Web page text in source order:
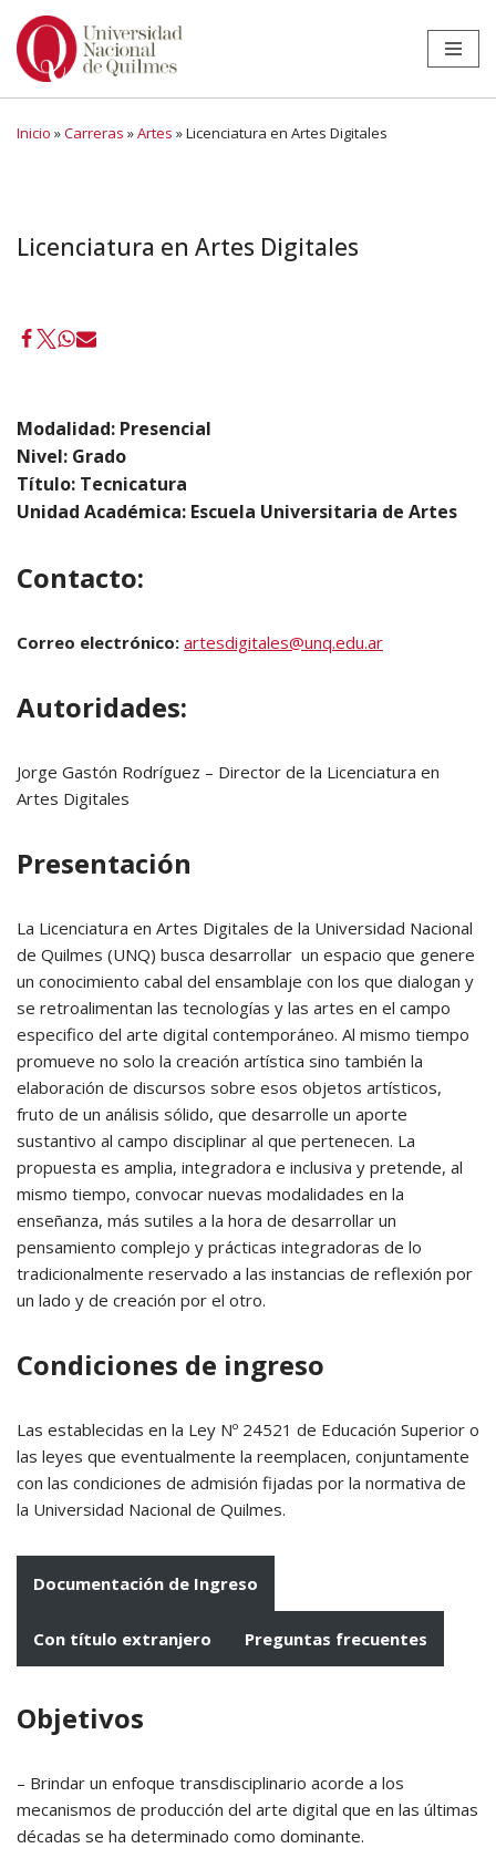
Ir
Inicio »Carreras »Artes »Licenciatura en Artes Digitales
Licenciatura en Artes Digitales
Modalidad: Presencial
Nivel: Grado
Título: Tecnicatura
Unidad Académica: Escuela Universitaria de Artes
Contacto:
Correo electrónico: artesdigitales@unq.edu.ar
Autoridades:
Jorge Gastón Rodríguez – Director de la Licenciatura en
Artes Digitales
Presentación
La Licenciatura en Artes Digitales de la Universidad Nacional
de Quilmes (UNQ) busca desarrollar un espacio que genere
un conocimiento cabal del ensamblaje con los que dialogan y
se retroalimentan las tecnologías y las artes en el campo
especifico del arte digital contemporáneo. Al mismo tiempo
promueve no solo la creación artística sino también la
elaboración de discursos sobre esos objetos artísticos,
fruto de un análisis sólido, que desarrolle un aporte
sustantivo al campo disciplinar al que pertenecen. La
propuesta es amplia, integradora e inclusiva y pretende, al
mismo tiempo, convocar nuevas modalidades en la
enseñanza, más sutiles a la hora de desarrollar un
pensamiento complejo y prácticas integradoras de lo
tradicionalmente reservado a las instancias de reflexión por
un lado y de creación por el otro.
Condiciones de ingreso
Las establecidas en la Ley Nº 24521 de Educación Superior o
las leyes que eventualmente la reemplacen, conjuntamente
con las condiciones de admisión fijadas por la normativa de
la Universidad Nacional de Quilmes.
Documentación de Ingreso
Con título extranjero Preguntas frecuentes
Objetivos
– Brindar un enfoque transdisciplinario acorde a los
mecanismos de producción del arte digital que en las últimas
décadas se ha determinado como dominante.